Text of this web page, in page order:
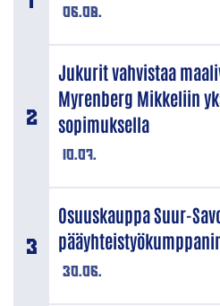
06.08.
10.07.
Jukurit vahvistaa
Myrenberg Mikkeliin
sopimuksella
30.06.
Osuuskauppa Suur-